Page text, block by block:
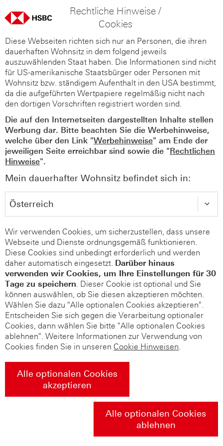
Rechtliche Hinweise /
Cookies
Diese Webseiten richten sich nur an Personen, die ihren
dauerhaften Wohnsitz in dem folgend jeweils
auszuwählenden Staat haben. Die Informationen sind nicht
für US-amerikanische Staatsbürger oder Personen mit
Wohnsitz bzw. ständigem Aufenthalt in den USA bestimmt,
da die aufgeführten Wertpapiere regelmäßig nicht nach
den dortigen Vorschriften registriert worden sind.
Die auf den Internetseiten dargestellten Inhalte stellen
Werbung dar. Bitte beachten Sie die Werbehinweise,
welche über den Link "Werbehinweise" am Ende der
jeweiligen Seite erreichbar sind sowie die "Rechtlichen
Hinweise".
Mein dauerhafter Wohnsitz befindet sich in:
Wir verwenden Cookies, um sicherzustellen, dass unsere
Webseite und Dienste ordnungsgemäß funktionieren.
Diese Cookies sind unbedingt erforderlich und werden
daher automatisch eingesetzt. Darüber hinaus
verwenden wir Cookies, um Ihre Einstellungen für 30
Tage zu speichern. Dieser Cookie ist optional und Sie
können auswählen, ob Sie diesen akzeptieren möchten.
Wählen Sie dazu "Alle optionalen Cookies akzeptieren".
Entscheiden Sie sich gegen die Verarbeitung optionaler
Cookies, dann wählen Sie bitte "Alle optionalen Cookies
ablehnen". Weitere Informationen zur Verwendung von
Cookies finden Sie in unseren Cookie Hinweisen.
Alle optionalen Cookies
akzeptieren
Alle optionalen Cookies
ablehnen